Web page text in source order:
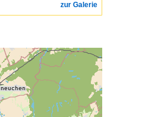
zur Galerie